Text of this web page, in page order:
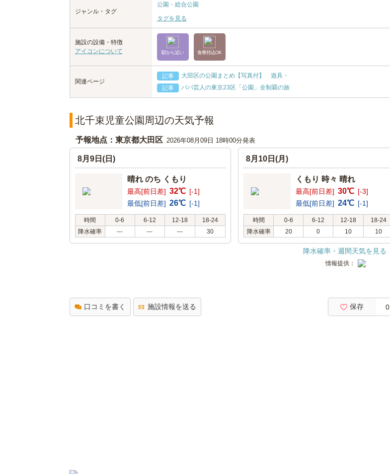
ジャンル・タグ
公園・総合公園
タグを見る
施設の設備・特徴
アイコンについて
駅から近い 食事持込OK
関連ページ
記事
大田区の公園まとめ【写真付】 遊具・
記事
パパ芸人の東京23区「公園」全制覇の旅
北千束児童公園周辺の天気予報
予報地点：東京都大田区 2026年08月09日 18時00分発表
8月9日(日)
晴れ のち くもり
最高[前日差] 32℃ [-1]
最低[前日差] 26℃ [-1]
時間 0-6 6-12 12-18
18-24
降水確率
--- --- --- 30
8月10日(月)
くもり 時々 晴れ
最高[前日差] 30℃ [-3]
最低[前日差] 24℃ [-1]
時間 0-6 6-12 12-18
18-24
降水確率
20 0 10 10
降水確率・週間天気を見る
情報提供：
口コミを書く 施設情報を送る 保存 0